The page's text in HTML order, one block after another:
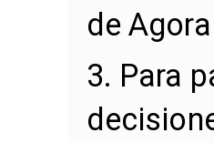
de
3. Para